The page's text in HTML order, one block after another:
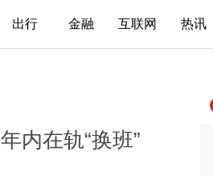
出行 金融 互联网 热讯
内在轨“换班”